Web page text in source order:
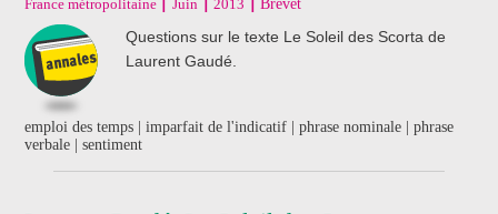
France métropolitaine
Juin 2013 Brevet
Questions sur le texte Le Soleil des Scorta de
Laurent Gaudé.
emploi des temps | imparfait de l'indicatif | phrase nominale | phrase
verbale | sentiment